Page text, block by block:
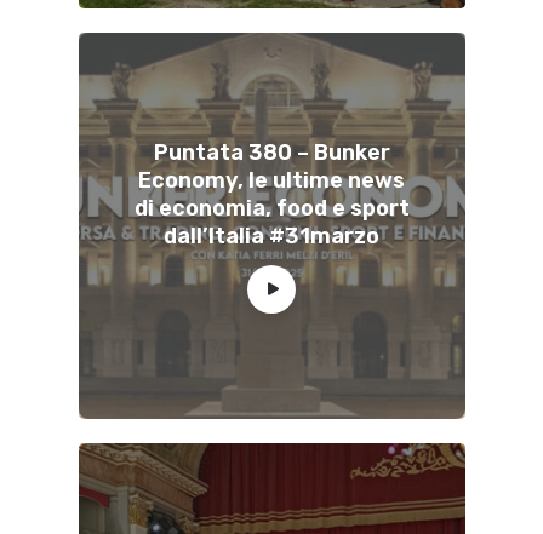
Puntata 380 – Bunker
Economy, le ultime news
di economia, food e sport
dall’Italia #31marzo